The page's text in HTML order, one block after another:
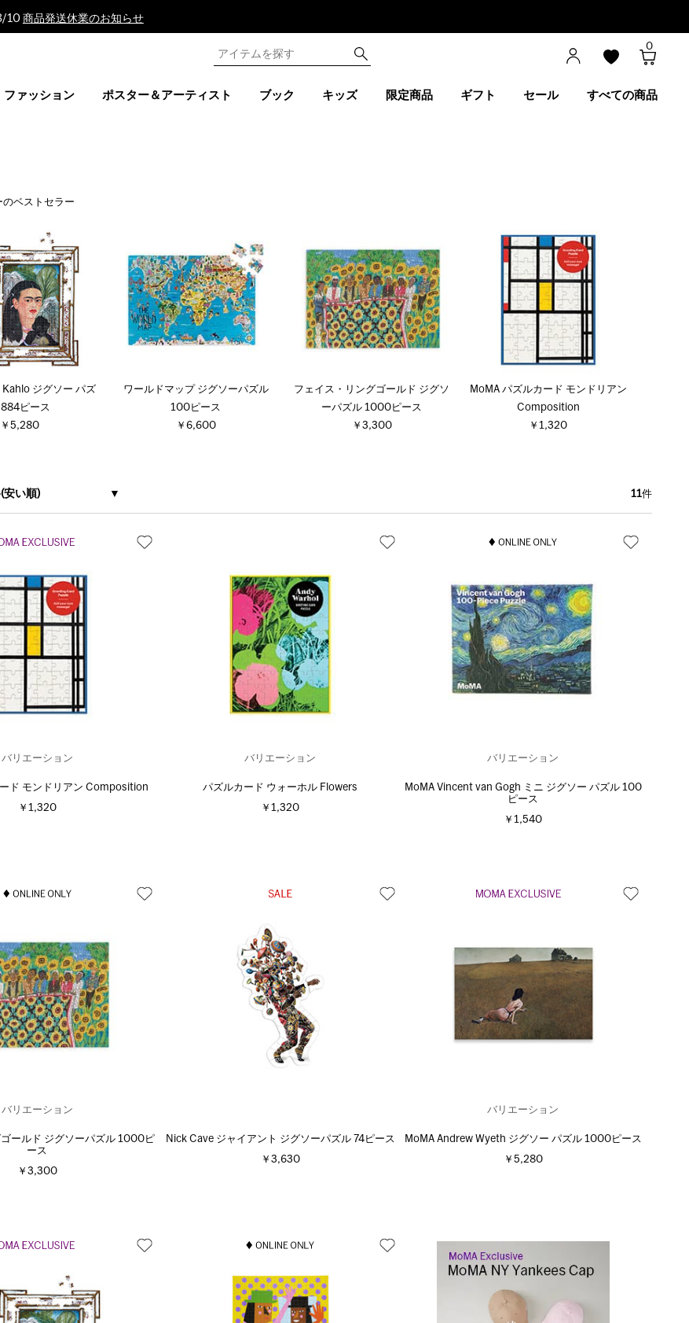
10 商品発送休業のお知らせ
0
ファッション ポスター＆アーティスト ブック キッズ 限定商品 ギフト セール すべての商品
のベストセラー
Kahlo ジグソー パズ
884ピース
￥5,280
ワールドマップ ジグソーパズル
100ピース
￥6,600
フェイス・リングゴールド ジグソ
ーパズル 1000ピース
￥3,300
MoMA パズルカード モンドリアン
Composition
￥1,320
安い順) 11件
バリエーション
ド モンドリアン Composition
￥1,320
バリエーション
パズルカード ウォーホル Flowers
￥1,320
バリエーション
MoMA Vincent van Gogh ミニ ジグソー パズル 100
ピース
￥1,540
バリエーション
ールド ジグソーパズル 1000ピ
ース
￥3,300
Nick Cave ジャイアント ジグソーパズル 74ピース
￥3,630
バリエーション
MoMA Andrew Wyeth ジグソー パズル 1000ピース
￥5,280